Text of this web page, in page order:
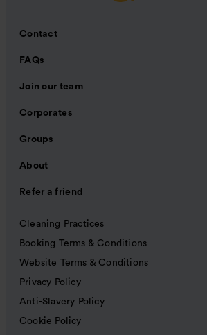
Contact
FAQs
Join our team
Corporates
Groups
About
Refer a friend
Cleaning Practices
Booking Terms & Conditions
Website Terms & Conditions
Privacy Policy
Anti-Slavery Policy
Cookie Policy